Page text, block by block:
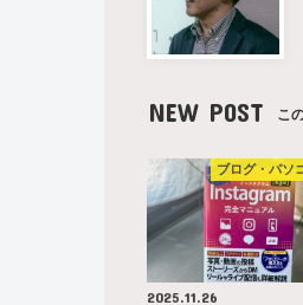
NEW POST こ
ブログ・パソ
2025.11.26